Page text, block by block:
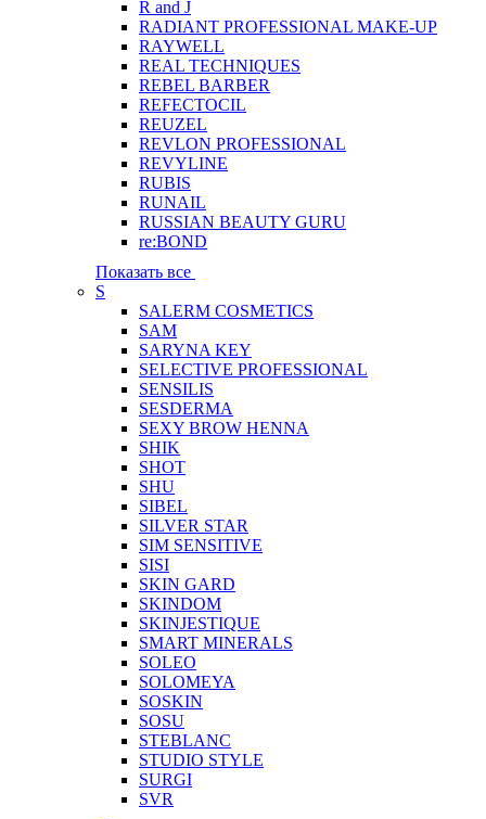
R and J
RADIANT PROFESSIONAL MAKE-UP
RAYWELL
REAL TECHNIQUES
REBEL BARBER
REFECTOCIL
REUZEL
REVLON PROFESSIONAL
REVYLINE
RUBIS
RUNAIL
RUSSIAN BEAUTY GURU
re:BOND
Показать все
S
SALERM COSMETICS
SAM
SARYNA KEY
SELECTIVE PROFESSIONAL
SENSILIS
SESDERMA
SEXY BROW HENNA
SHIK
SHOT
SHU
SIBEL
SILVER STAR
SIM SENSITIVE
SISI
SKIN GARD
SKINDOM
SKINJESTIQUE
SMART MINERALS
SOLEO
SOLOMEYA
SOSKIN
SOSU
STEBLANC
STUDIO STYLE
SURGI
SVR